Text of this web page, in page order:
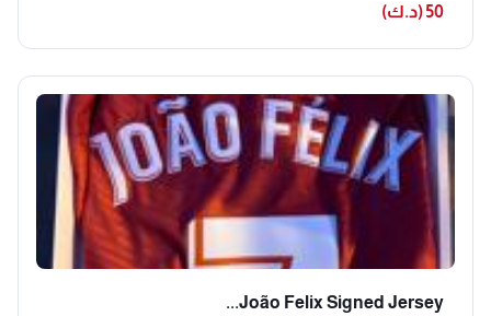
50 (د.ك)
João Felix Signed Jersey...